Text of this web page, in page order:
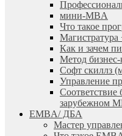
мини-MBA
Что такое
Как и зачем
Метод бизнес-
Софт скиллз
Управление
Соответствие
зарубежном
EMBA/ ДБA
Мастер